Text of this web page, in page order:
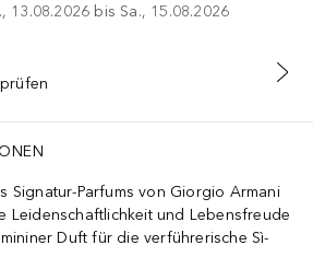
13.08.2026 bis Sa., 15.08.2026
DEN WARENKORB
Signatur-Parfums von Giorgio Armani
Leidenschaftlichkeit und Lebensfreude
Duft für die verführerische Sì-